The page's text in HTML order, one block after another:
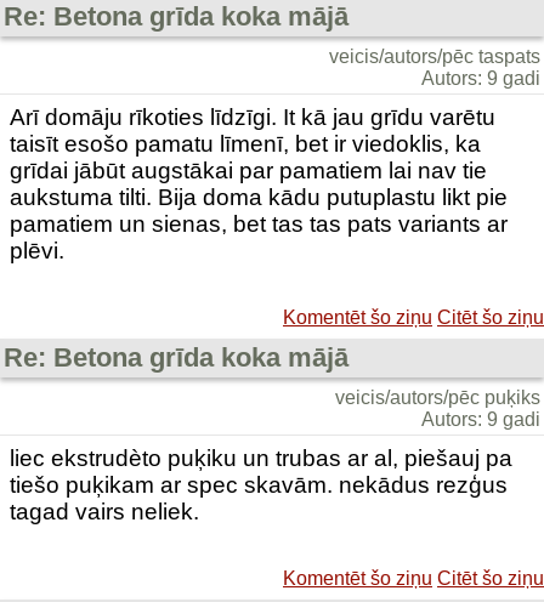
Re: Betona grīda koka mājā
veicis/autors/pēc taspats
Autors: 9 gadi
Arī domāju rīkoties līdzīgi. It kā jau grīdu varētu
taisīt esošo pamatu līmenī, bet ir viedoklis, ka
grīdai jābūt augstākai par pamatiem lai nav tie
aukstuma tilti. Bija doma kādu putuplastu likt pie
pamatiem un sienas, bet tas tas pats variants ar
plēvi.
Komentēt šo ziņu Citēt šo ziņu
Re: Betona grīda koka mājā
veicis/autors/pēc puķiks
Autors: 9 gadi
liec ekstrudèto puķiku un trubas ar al, piešauj pa
tiešo puķikam ar spec skavām. nekādus rezģus
tagad vairs neliek.
Komentēt šo ziņu Citēt šo ziņu